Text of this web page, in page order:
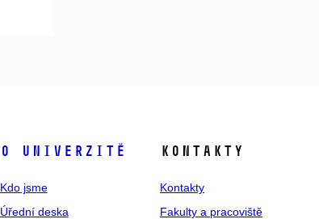
O univerzitě
Kdo jsme
Úřední deska
Kontakty
Kontakty
Fakulty a pracoviště